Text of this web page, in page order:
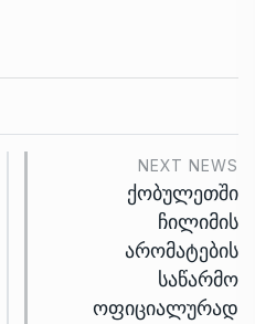
NEXT NEWS
ქობულეთში
ჩილიმის
არომატების
საწარმო
ოფიციალურად